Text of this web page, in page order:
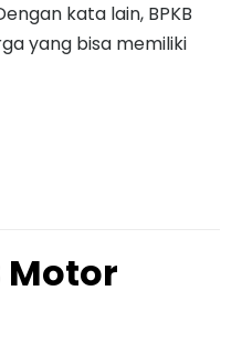
kata lain, BPKB
yang bisa memiliki
Motor